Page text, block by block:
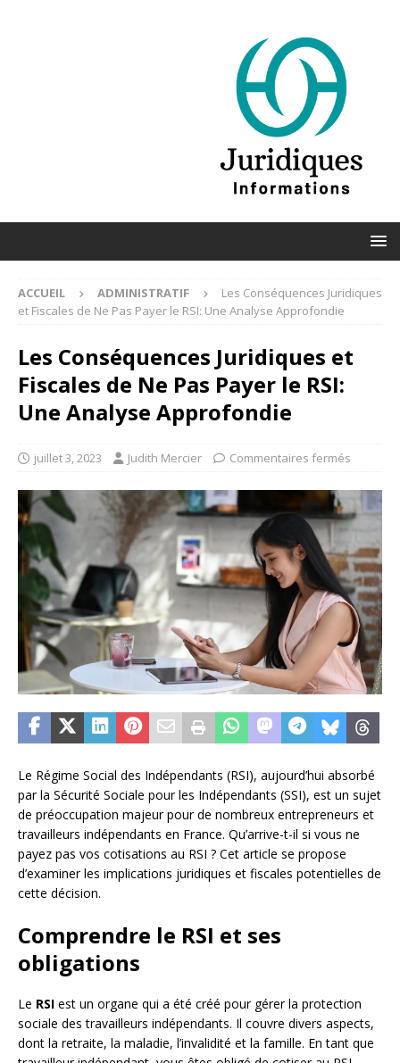
ACCUEIL ADMINISTRATIF
Les Conséquences Juridiques
et Fiscales de Ne Pas Payer le RSI: Une Analyse Approfondie
Les Conséquences Juridiques et
Fiscales de Ne Pas Payer le RSI:
Une Analyse Approfondie
juillet 3, 2023 Judith Mercier Commentaires fermés
Le Régime Social des Indépendants (RSI), aujourd’hui absorbé
par la Sécurité Sociale pour les Indépendants (SSI), est un sujet
de préoccupation majeur pour de nombreux entrepreneurs et
travailleurs indépendants en France. Qu’arrive-t-il si vous ne
payez pas vos cotisations au RSI ? Cet article se propose
d’examiner les implications juridiques et fiscales potentielles de
cette décision.
Comprendre le RSI et ses
obligations
Le RSI est un organe qui a été créé pour gérer la protection
sociale des travailleurs indépendants. Il couvre divers aspects,
dont la retraite, la maladie, l’invalidité et la famille. En tant que